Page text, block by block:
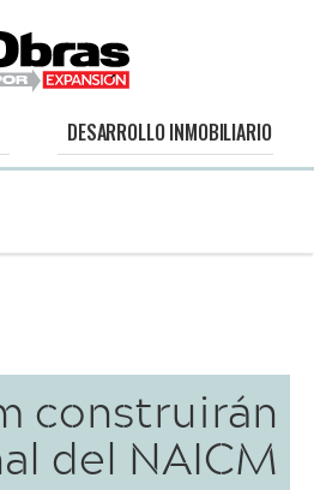
DESARROLLO INMOBILIARIO
construirán
del NAICM